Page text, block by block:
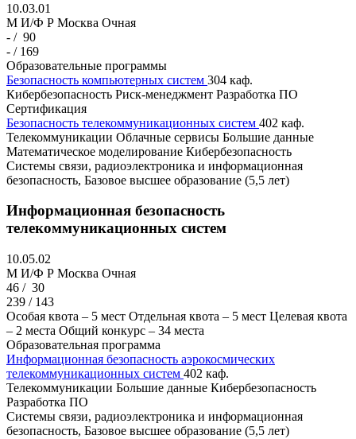
10.03.01
M И/Ф Р Москва Очная
- / 90
- / 169
Образовательные программы
Безопасность компьютерных систем 304 каф.
Кибербезопасность Риск-менеджмент Разработка ПО
Сертификация
Безопасность телекоммуникационных систем 402 каф.
Телекоммуникации Облачные сервисы Большие данные
Математическое моделирование Кибербезопасность
Cистемы связи, радиоэлектроника и информационная
безопасность, Базовое высшее образование (5,5 лет)
Информационная безопасность
телекоммуникационных систем
10.05.02
M И/Ф Р Москва Очная
46 / 30
239 / 143
Особая квота – 5 мест Отдельная квота – 5 мест Целевая квота
– 2 места Общий конкурс – 34 места
Образовательная программа
Информационная безопасность аэрокосмических
телекоммуникационных систем 402 каф.
Телекоммуникации Большие данные Кибербезопасность
Разработка ПО
Cистемы связи, радиоэлектроника и информационная
безопасность, Базовое высшее образование (5,5 лет)